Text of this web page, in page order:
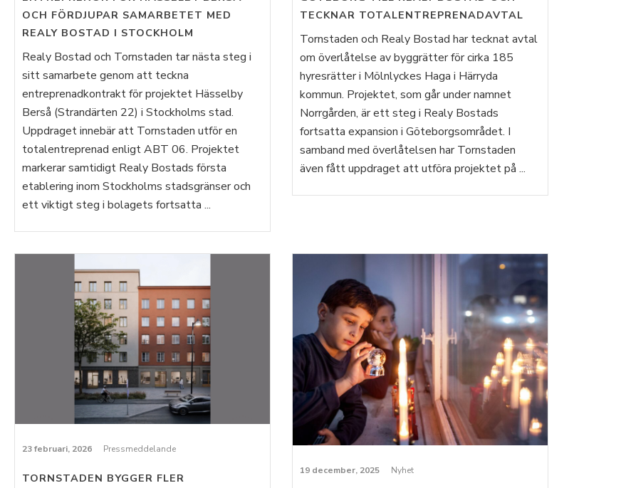
OCH FÖRDJUPAR SAMARBETET MED
REALY BOSTAD I STOCKHOLM
Realy Bostad och Tornstaden tar nästa steg i
sitt samarbete genom att teckna
entreprenadkontrakt för projektet Hässelby
Berså (Strandärten 22) i Stockholms stad.
Uppdraget innebär att Tornstaden utför en
totalentreprenad enligt ABT 06. Projektet
markerar samtidigt Realy Bostads första
etablering inom Stockholms stadsgränser och
ett viktigt steg i bolagets fortsatta ...
TECKNAR TOTALENTREPRENADAVTAL
Tornstaden och Realy Bostad har tecknat avtal
om överlåtelse av byggrätter för cirka 185
hyresrätter i Mölnlyckes Haga i Härryda
kommun. Projektet, som går under namnet
Norrgården, är ett steg i Realy Bostads
fortsatta expansion i Göteborgsområdet. I
samband med överlåtelsen har Tornstaden
även fått uppdraget att utföra projektet på ...
23 februari, 2026 Pressmeddelande
TORNSTADEN BYGGER FLER
19 december, 2025 Nyhet